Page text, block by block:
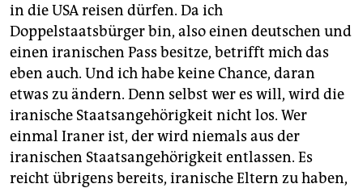
in die USA reisen dürfen. Da ich
Doppelstaatsbürger bin, also einen deutschen und
einen iranischen Pass besitze, betrifft mich das
eben auch. Und ich habe keine Chance, daran
etwas zu ändern. Denn selbst wer es will, wird die
iranische Staatsangehörigkeit nicht los. Wer
einmal Iraner ist, der wird niemals aus der
iranischen Staatsangehörigkeit entlassen. Es
reicht übrigens bereits, iranische Eltern zu haben,